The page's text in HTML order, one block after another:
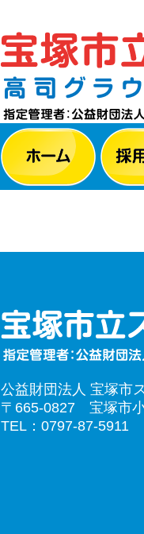
公益財団法人 宝塚市
〒665-0827 宝塚市
TEL：0797-87-5911